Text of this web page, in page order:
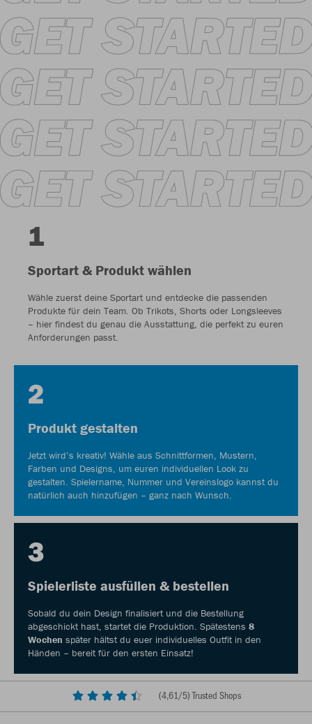
1
Sportart & Produkt wählen
Wähle zuerst deine Sportart und entdecke die passenden
Produkte für dein Team. Ob Trikots, Shorts oder Longsleeves
– hier findest du genau die Ausstattung, die perfekt zu euren
Anforderungen passt.
2
Produkt gestalten
Jetzt wird’s kreativ! Wähle aus Schnittformen, Mustern,
Farben und Designs, um euren individuellen Look zu
gestalten. Spielername, Nummer und Vereinslogo kannst du
natürlich auch hinzufügen – ganz nach Wunsch.
3
Spielerliste ausfüllen & bestellen
Sobald du dein Design finalisiert und die Bestellung
abgeschickt hast, startet die Produktion. Spätestens 8
Wochen später hältst du euer individuelles Outfit in den
Händen – bereit für den ersten Einsatz!
(4,61/5) Trusted Shops